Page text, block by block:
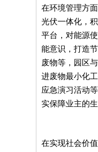
在环境管理方
光伏一体化，
平台，对能源
能意识，打造
废物等，园区
进废物最小化
应急演习活动
实保障业主的
在实现社会价